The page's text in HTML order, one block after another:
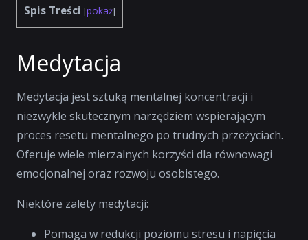
Spis Treści [pokaż]
Medytacja
Medytacja jest sztuką mentalnej koncentracji i
niezwykle skutecznym narzędziem wspierającym
proces resetu mentalnego po trudnych przeżyciach.
Oferuje wiele mierzalnych korzyści dla równowagi
emocjonalnej oraz rozwoju osobistego.
Niektóre zalety medytacji:
Pomaga w redukcji poziomu stresu i napięcia